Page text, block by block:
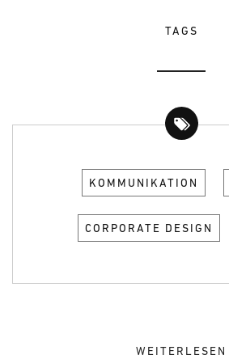
TAGS
KOMMUNIKATION
CORPORATE DESIGN
WEITERLESEN